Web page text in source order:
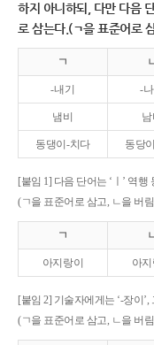
하지 아니하되, 다만 다음
로 삼는다.(ㄱ을 표준어로
ㄱ
-내기 -나
냄비 남
동댕이-치다 동당
[붙임 1] 다음 단어는 ‘ㅣ’ 역
(ㄱ을 표준어로 삼고, ㄴ을 버
ㄱ
아지랑이 아지
[붙임 2] 기술자에게는 ‘-장이
(ㄱ을 표준어로 삼고, ㄴ을 버